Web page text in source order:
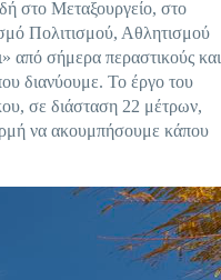
στο Μεταξουργείο, στο
Πολιτισμού, Αθλητισμού
από σήμερα περαστικούς και
διανύουμε. Το έργο του
σε διάσταση 22 μέτρων,
να ακουμπήσουμε κάπου